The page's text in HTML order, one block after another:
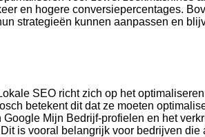
en hogere conversiepercentages.
strategieën kunnen aanpassen en
SEO richt zich op het
betekent dit dat ze moeten
Mijn Bedrijf-profielen en het
is vooral belangrijk voor bedrijven die